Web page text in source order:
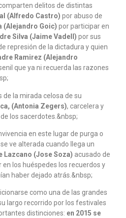
delitos de distintas
(Alfredo Castro) por abuso de
(Alejandro Goic) por participar en
Silva (Jaime Vadell) por sus
represión de la dictadura y quien
Ramirez (Alejandro
que ya ni recuerda las razones
la mirada celosa de su
(Antonia Zegers), carcelera y
los sacerdotes.&nbsp;
en este lugar de purga o
ve alterada cuando llega un
Lazcano (Jose Soza) acusado de
en los huéspedes los recuerdos y
haber dejado atrás.&nbsp;
como una de las grandes
largo recorrido por los festivales
distinciones: en 2015 se